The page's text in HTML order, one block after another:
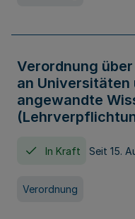
Verordnung
an Universitäten
angewandte
In Kraft Seit 15.
Verordnung